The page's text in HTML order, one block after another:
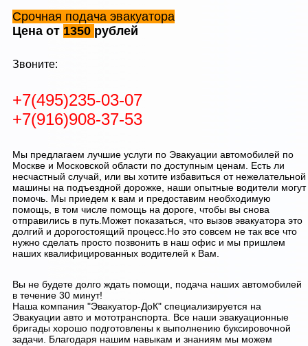
Срочная подача эвакуатора
Цена от 1350 рублей
Звоните:
+7(495)235-03-07
+7(916)908-37-53
Мы предлагаем лучшие услуги по Эвакуации автомобилей по
Москве и Московской области по доступным ценам. Есть ли
несчастный случай, или вы хотите избавиться от нежелательной
машины на подъездной дорожке, наши опытные водители могут
помочь. Мы приедем к вам и предоставим необходимую
помощь, в том числе помощь на дороге, чтобы вы снова
отправились в путь.Может показаться, что вызов эвакуатора это
долгий и дорогостоящий процесс.Но это совсем не так все что
нужно сделать просто позвонить в наш офис и мы пришлем
наших квалифицированных водителей к Вам.
Вы не будете долго ждать помощи, подача наших автомобилей
в течение 30 минут!
Наша компания "Эвакуатор-ДоК" специализируется на
Эвакуации авто и мототранспорта. Все наши эвакуационные
бригады хорошо подготовлены к выполнению буксировочной
задачи. Благодаря нашим навыкам и знаниям мы можем